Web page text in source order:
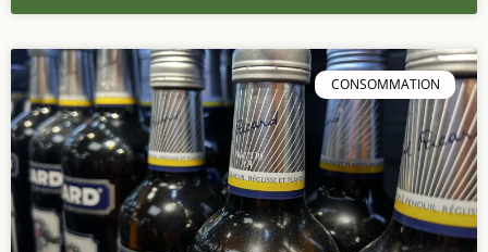
CONSOMMATION